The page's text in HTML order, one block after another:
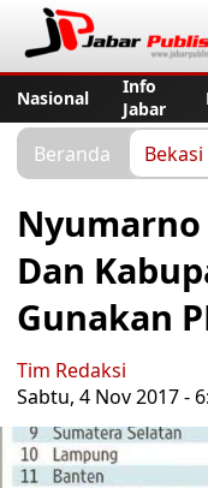
Nasional
Info
Jabar
Beranda Bekasi
Nyumarno
Dan
Gunakan
Tim Redaksi
Sabtu, 4 Nov 2017 -